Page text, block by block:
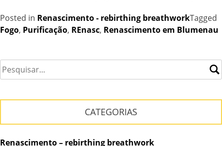
Posted in Renascimento - rebirthing breathworkTagged
Fogo, Purificação, REnasc, Renascimento em Blumenau
CATEGORIAS
Renascimento – rebirthing breathwork